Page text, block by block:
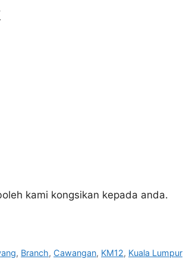
kami kongsikan kepada anda.
, Branch, Cawangan, KM12, Kuala Lumpur